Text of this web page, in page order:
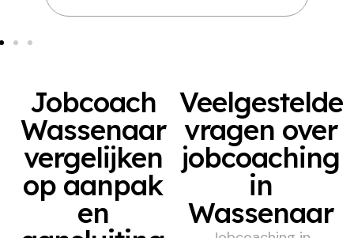
Jobcoach
Wassenaar
vergelijken
op aanpak
en
Veelgestelde
vragen over
jobcoaching
in
Wassenaar